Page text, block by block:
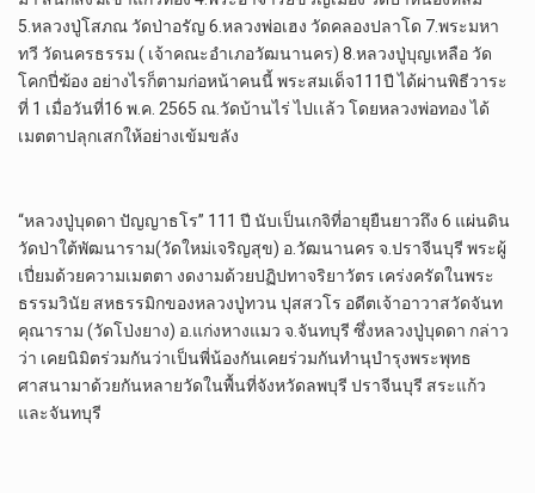
5.หลวงปู่โสภณ วัดป่าอรัญ 6.หลวงพ่อเฮง วัดคลองปลาโด 7.พระมหา
ทวี วัดนครธรรม ( เจ้าคณะอำเภอวัฒนานคร) 8.หลวงปู่บุญเหลือ วัด
โคกปี่ฆ้อง อย่างไรก็ตามก่อหน้าคนนี้ พระสมเด็จ111ปี ได้ผ่านพิธีวาระ
ที่ 1 เมื่อวันที่16 พ.ค. 2565 ณ.วัดบ้านไร่ ไปเเล้ว โดยหลวงพ่อทอง ได้
เมตตาปลุกเสกให้อย่างเข้มขลัง
“หลวงปู่บุดดา ปัญญาธโร” 111 ปี นับเป็นเกจิที่อายุยืนยาวถึง 6 แผ่นดิน
วัดป่าใต้พัฒนาราม(วัดใหม่เจริญสุข) อ.วัฒนานคร จ.ปราจีนบุรี พระผู้
เปี่ยมด้วยความเมตตา งดงามด้วยปฏิปทาจริยาวัตร เคร่งครัดในพระ
ธรรมวินัย สหธรรมิกของหลวงปู่ทวน ปุสสวโร อดีตเจ้าอาวาสวัดจันท
คุณาราม (วัดโป่งยาง) อ.แก่งหางแมว จ.จันทบุรี ซึ่งหลวงปู่บุดดา กล่าว
ว่า เคยนิมิตร่วมกันว่าเป็นพี่น้องกันเคยร่วมกันทำนุบำรุงพระพุทธ
ศาสนามาด้วยกันหลายวัดในพื้นที่จังหวัดลพบุรี ปราจีนบุรี สระแก้ว
และจันทบุรี